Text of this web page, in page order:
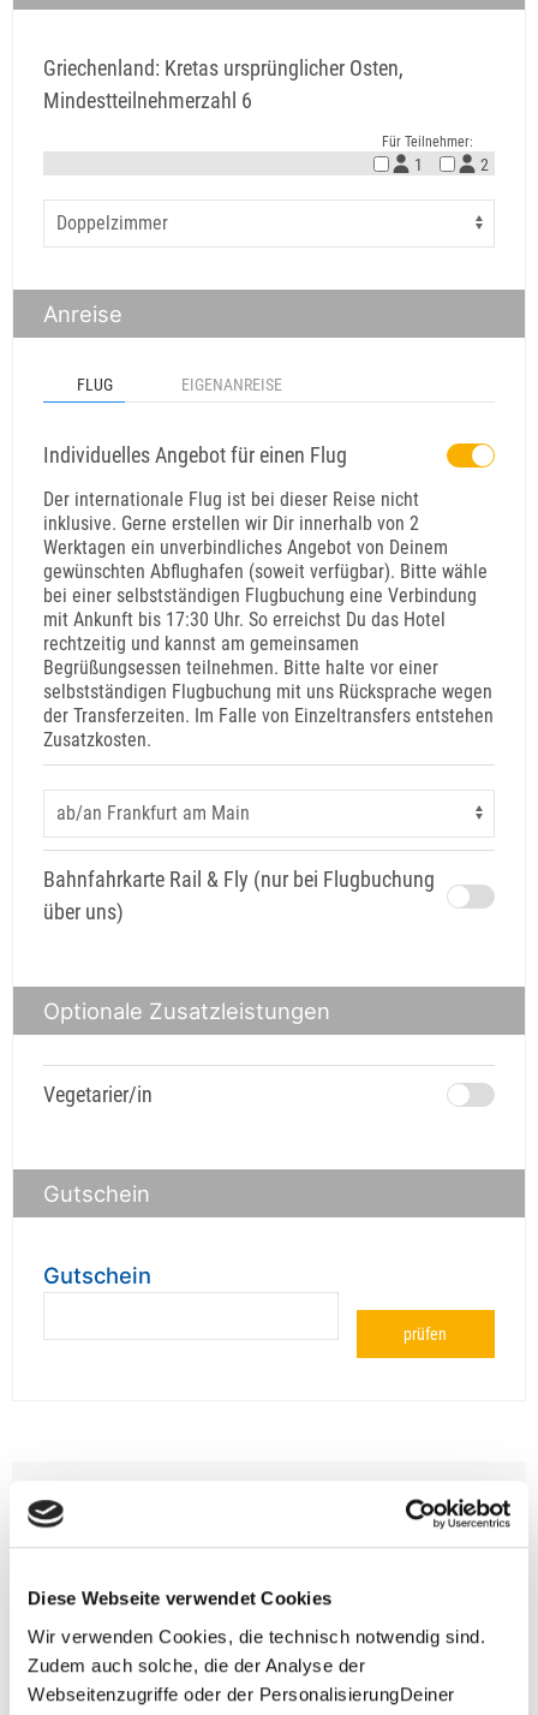
Diese Webseite verwendet Cookies
Wir verwenden Cookies, die technisch notwendig sind.
Zudem auch solche, die der Analyse der
Webseitenzugriffe oder der PersonalisierungDeiner
Griechenland: Kretas ursprünglicher Osten,
Mindestteilnehmerzahl 6
Für Teilnehmer:
1 2
Anreise
FLUG EIGENANREISE
Individuelles Angebot für einen Flug
Der internationale Flug ist bei dieser Reise nicht
inklusive. Gerne erstellen wir Dir innerhalb von 2
Werktagen ein unverbindliches Angebot von Deinem
gewünschten Abflughafen (soweit verfügbar). Bitte wähle
bei einer selbstständigen Flugbuchung eine Verbindung
mit Ankunft bis 17:30 Uhr. So erreichst Du das Hotel
rechtzeitig und kannst am gemeinsamen
Begrüßungsessen teilnehmen. Bitte halte vor einer
selbstständigen Flugbuchung mit uns Rücksprache wegen
der Transferzeiten. Im Falle von Einzeltransfers entstehen
Zusatzkosten.
Bahnfahrkarte Rail & Fly (nur bei Flugbuchung
über uns)
Optionale Zusatzleistungen
Vegetarier/in
Gutschein
Gutschein
prüfen
Personen teilen sich die Unterkunft. Wir berechnen (je
Finden wir eine/n Partner/in, dann erhältst Du den
Zuschlag zurück.
Unsere Reisen und Seminare sind nicht barrierefrei.